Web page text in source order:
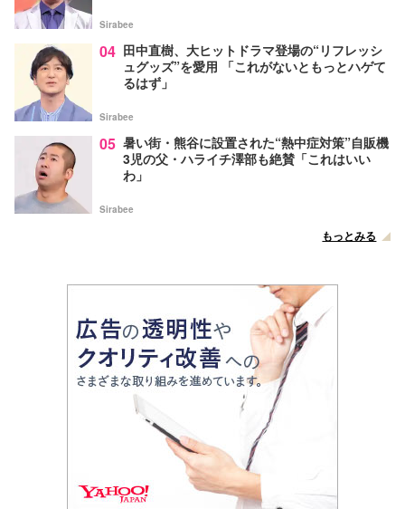
Sirabee
04 田中直樹、大ヒットドラマ登場の“リフレッシ
ュグッズ”を愛用 「これがないともっとハゲて
るはず」
Sirabee
05 暑い街・熊谷に設置された“熱中症対策”自販機
3児の父・ハライチ澤部も絶賛「これはいい
わ」
Sirabee
もっとみる